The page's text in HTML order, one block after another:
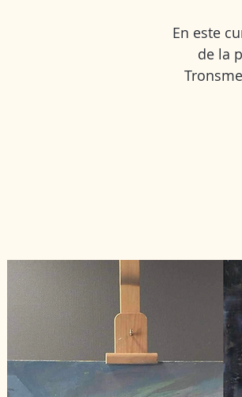
En este
de la